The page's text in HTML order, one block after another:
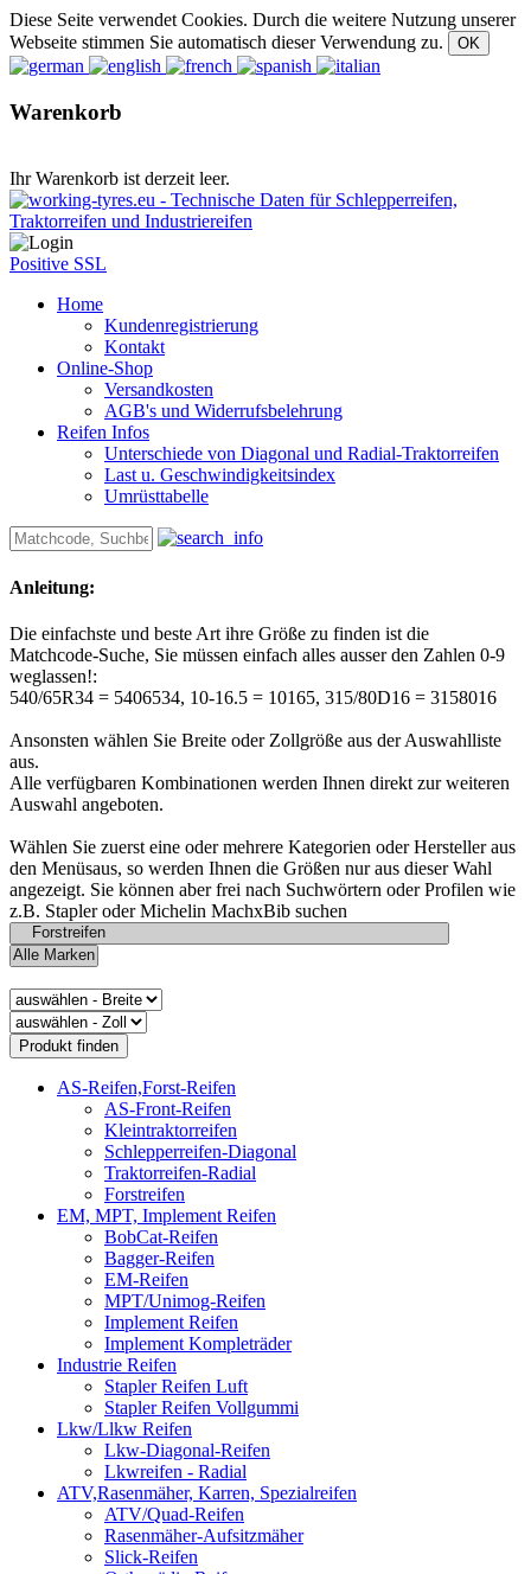
Diese Seite verwendet Cookies. Durch die weitere Nutzung unserer
Webseite stimmen Sie automatisch dieser Verwendung zu.
Warenkorb
Ihr Warenkorb ist derzeit leer.
Positive SSL
Home
Kundenregistrierung
Kontakt
Online-Shop
Versandkosten
AGB's und Widerrufsbelehrung
Reifen Infos
Unterschiede von Diagonal und Radial-Traktorreifen
Last u. Geschwindigkeitsindex
Umrüsttabelle
Anleitung:
Die einfachste und beste Art ihre Größe zu finden ist die
Matchcode-Suche, Sie müssen einfach alles ausser den Zahlen 0-9
weglassen!:
540/65R34 = 5406534, 10-16.5 = 10165, 315/80D16 = 3158016
Ansonsten wählen Sie Breite oder Zollgröße aus der Auswahlliste
aus.
Alle verfügbaren Kombinationen werden Ihnen direkt zur weiteren
Auswahl angeboten.
Wählen Sie zuerst eine oder mehrere Kategorien oder Hersteller aus
den Menüsaus, so werden Ihnen die Größen nur aus dieser Wahl
angezeigt. Sie können aber frei nach Suchwörtern oder Profilen wie
z.B. Stapler oder Michelin MachxBib suchen
AS-Reifen,Forst-Reifen
AS-Front-Reifen
Kleintraktorreifen
Schlepperreifen-Diagonal
Traktorreifen-Radial
Forstreifen
EM, MPT, Implement Reifen
BobCat-Reifen
Bagger-Reifen
EM-Reifen
MPT/Unimog-Reifen
Implement Reifen
Implement Kompleträder
Industrie Reifen
Stapler Reifen Luft
Stapler Reifen Vollgummi
Lkw/Llkw Reifen
Lkw-Diagonal-Reifen
Lkwreifen - Radial
ATV,Rasenmäher, Karren, Spezialreifen
ATV/Quad-Reifen
Rasenmäher-Aufsitzmäher
Slick-Reifen